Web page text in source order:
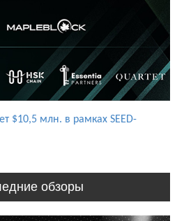
$10,5 млн. в рамках SEED-
обзоры